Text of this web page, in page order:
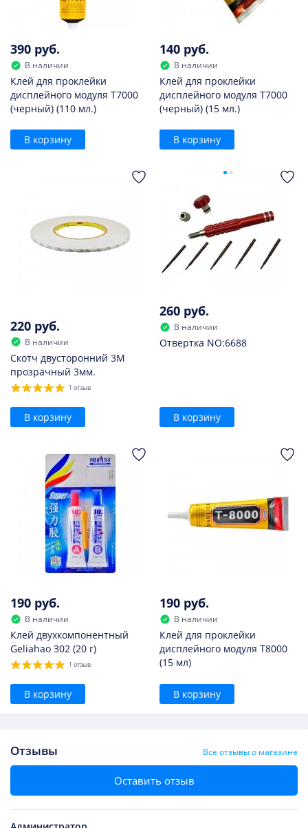
390 руб.
В наличии
Клей для проклейки
дисплейного модуля T7000
(черный) (110 мл.)
В корзину
140 руб.
В наличии
Клей для проклейки
дисплейного модуля T7000
(черный) (15 мл.)
В корзину
220 руб.
В наличии
Скотч двусторонний 3M
прозрачный 3мм.
1 отзыв
В корзину
260 руб.
В наличии
Отвертка NO:6688
В корзину
190 руб.
В наличии
Клей двухкомпонентный
Geliahao 302 (20 г)
1 отзыв
В корзину
190 руб.
В наличии
Клей для проклейки
дисплейного модуля T8000
(15 мл)
В корзину
Отзывы Все отзывы о магазине
Оставить отзыв